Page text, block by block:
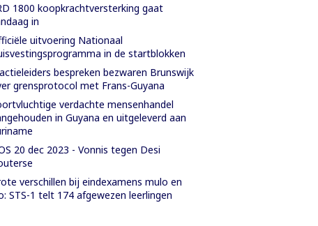
1800 koopkrachtversterking gaat
in
uitvoering Nationaal
in de startblokken
bespreken bezwaren Brunswijk
grensprotocol met Frans-Guyana
verdachte mensenhandel
in Guyana en uitgeleverd aan
20 dec 2023 - Vonnis tegen Desi
verschillen bij eindexamens mulo en
STS-1 telt 174 afgewezen leerlingen